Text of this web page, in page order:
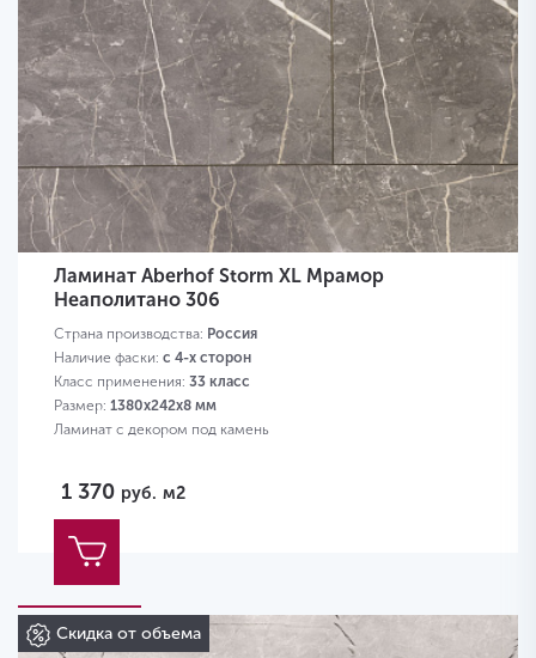
Ламинат Aberhof Storm XL Мрамор
Неаполитано 306
Страна производства: Россия
Наличие фаски: с 4-х сторон
Класс применения: 33 класс
Размер: 1380х242х8 мм
Ламинат с декором под камень
1 370 руб. м2
Скидка от объема